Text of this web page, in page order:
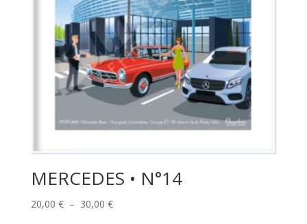
MERCEDES • N°14
20,00 € – 30,00 €Plage